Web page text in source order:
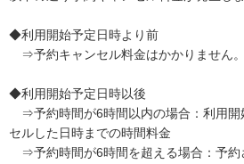
◆利用開始予定日時より前
⇒予約キャンセル料金はかかりません。
◆利用開始予定日時以後
⇒予約時間が6時間以内の場合：利用開
セルした日時までの時間料金
⇒予約時間が6時間を超える場合：予約